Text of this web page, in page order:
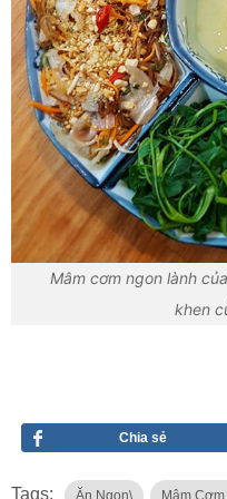
Mâm cơm ngon lành
khen
Chia sẻ
Tags: